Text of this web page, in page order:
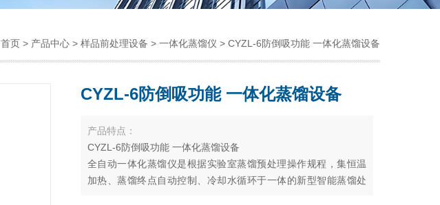
首页 > 产品中心 > 样品前处理设备 > 一体化蒸馏仪 > CYZL-6防倒吸功能 一体化蒸馏设备
CYZL-6防倒吸功能 一体化蒸馏设备
产品特点：
CYZL-6防倒吸功能 一体化蒸馏设备
全自动一体化蒸馏仪是根据实验室蒸馏预处理操作规程，集恒温
加热、蒸馏终点自动控制、冷却水循环于一体的新型智能蒸馏处